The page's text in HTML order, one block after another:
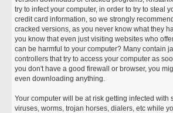
try to infect your computer, in order to try to steal
credit card information, so we strongly
cracked versions, as you never know what they
you know that even just visiting websites who
can be harmful to your computer? Many contain
controllers that try to access your computer as
you don't have a good firewall or browser, you
even downloading anything.
Your computer will be at risk getting infected with
viruses, worms, trojan horses, dialers, etc while